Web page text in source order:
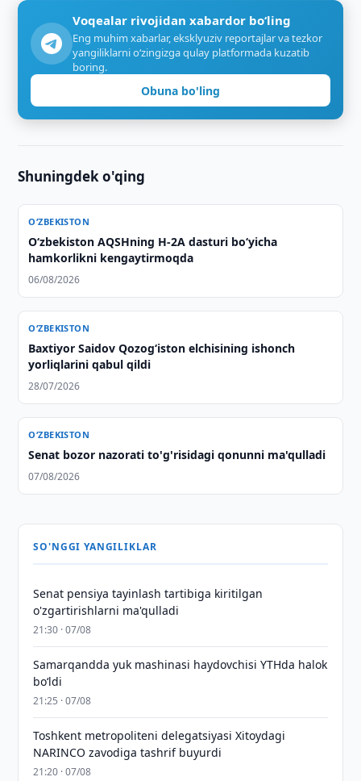
Voqealar rivojidan xabardor bo‘ling
Eng muhim xabarlar, eksklyuziv reportajlar va tezkor
yangiliklarni o‘zingizga qulay platformada kuzatib
boring.
Obuna bo'ling
Shuningdek o'qing
O‘ZBEKISTON
O‘zbekiston AQSHning H-2A dasturi bo‘yicha
hamkorlikni kengaytirmoqda
06/08/2026
O‘ZBEKISTON
Baxtiyor Saidov Qozog‘iston elchisining ishonch
yorliqlarini qabul qildi
28/07/2026
O‘ZBEKISTON
Senat bozor nazorati to'g'risidagi qonunni ma'qulladi
07/08/2026
SO'NGGI YANGILIKLAR
Senat pensiya tayinlash tartibiga kiritilgan
o'zgartirishlarni ma'qulladi
21:30 · 07/08
Samarqandda yuk mashinasi haydovchisi YTHda halok
bo‘ldi
21:25 · 07/08
Toshkent metropoliteni delegatsiyasi Xitoydagi
NARINCO zavodiga tashrif buyurdi
21:20 · 07/08